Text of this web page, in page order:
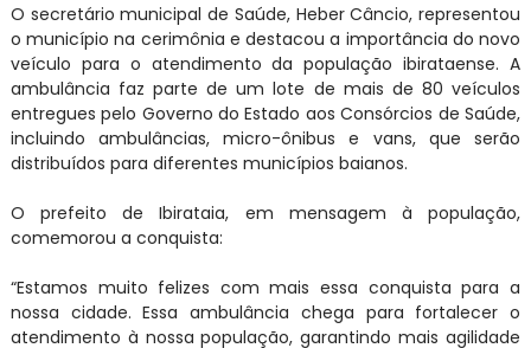
O secretário municipal de Saúde, Heber Câncio, representou
o município na cerimônia e destacou a importância do novo
veículo para o atendimento da população ibirataense. A
ambulância faz parte de um lote de mais de 80 veículos
entregues pelo Governo do Estado aos Consórcios de Saúde,
incluindo ambulâncias, micro-ônibus e vans, que serão
distribuídos para diferentes municípios baianos.
O prefeito de Ibirataia, em mensagem à população,
comemorou a conquista:
“Estamos muito felizes com mais essa conquista para a
nossa cidade. Essa ambulância chega para fortalecer o
atendimento à nossa população, garantindo mais agilidade